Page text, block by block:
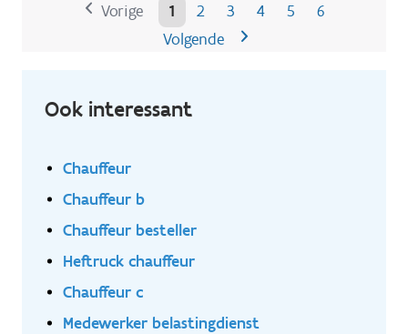
Vorige 1 2 3 4 5
6
Volgende
Ook interessant
Chauffeur
Chauffeur b
Chauffeur besteller
Heftruck chauffeur
Chauffeur c
Medewerker belastingdienst